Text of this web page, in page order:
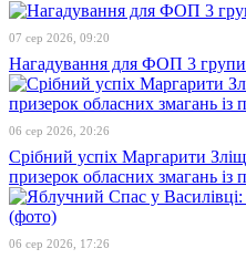
07 сер 2026, 09:20
Нагадування для ФОП 3
06 сер 2026, 20:26
Срібний успіх Маргарити
призерок обласних змагань
06 сер 2026, 17:26